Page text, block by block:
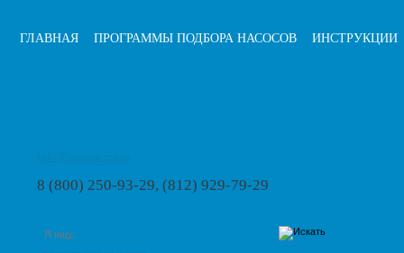
ГЛАВНАЯ ПРОГРАММЫ ПОДБОРА НАСОСОВ ИНСТРУКЦИИ
8 (800) 250-93-29, (812) 929-79-29